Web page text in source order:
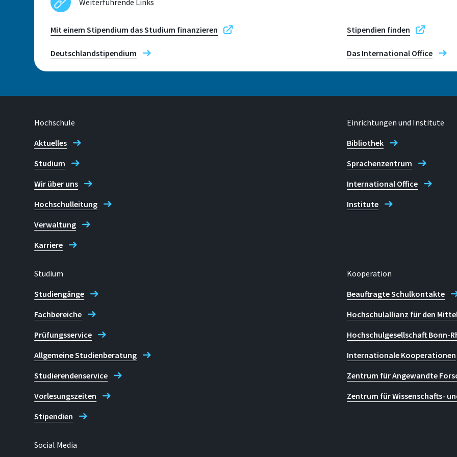
53757, Sankt
Telefon
+49 2241 865 705
Mit einem Stipendium das Studium finanzieren Stipendien finden
Deutschlandstipendium Das International Office
Hochschule
Aktuelles
Studium
Wir über uns
Hochschulleitung
Verwaltung
Karriere
Einrichtungen und Institute
Bibliothek
Sprachenzentrum
International Office
Institute
Studium
Studiengänge
Fachbereiche
Prüfungsservice
Allgemeine Studienberatung
Studierendenservice
Vorlesungszeiten
Stipendien
Kooperation
Beauftragte Schulkontakte
Hochschulallianz für den
Hochschulgesellschaft Bonn-
Internationale Kooperationen
Zentrum für Angewandte
Zentrum für Wissenschafts-
Social Media